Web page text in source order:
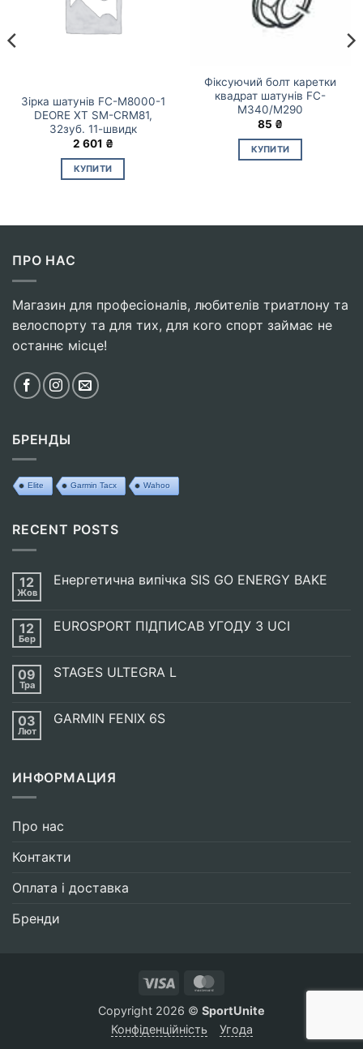
Зірка шатунів FC-M8000-1
DEORE XT SM-CRM81,
32зуб. 11-швидк
2 601 ₴
КУПИТИ
Фіксуючий болт каретки
квадрат шатунів FC-
M340/M290
85 ₴
КУПИТИ
ПРО НАС
Магазин для професіоналів, любителів триатлону та
велоспорту та для тих, для кого спорт займає не
останнє місце!
БРЕНДЫ
Elite Garmin Tacx Wahoo
RECENT POSTS
12
Жов
Енергетична випічка SIS GO ENERGY BAKE
Енергетична
ENERGY
BAKE
12
Бер
EUROSPORT ПІДПИСАВ УГОДУ З UCI
EUROSPORT
UCI
09
Тра
STAGES ULTEGRA L
STAGES
03
Лют
GARMIN FENIX 6S
FENIX
ИНФОРМАЦИЯ
Про нас
Контакти
Оплата і доставка
Бренди
Visa
Copyright 2026 © SportUnite
Конфіденційність
Угода